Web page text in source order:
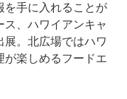
を手に入れることが
ス、ハワイアンキャ
展。北広場ではハワ
が楽しめるフードエ